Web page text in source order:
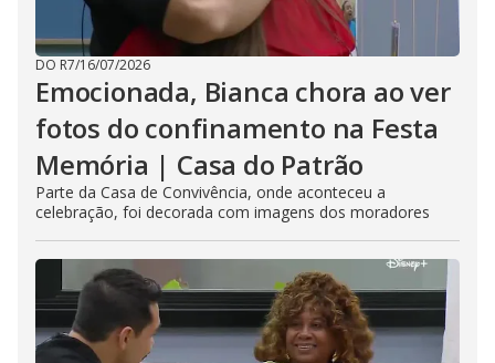
DO R7/16/07/2026
Emocionada, Bianca chora ao ver
fotos do confinamento na Festa
Memória | Casa do Patrão
Parte da Casa de Convivência, onde aconteceu a
celebração, foi decorada com imagens dos moradores